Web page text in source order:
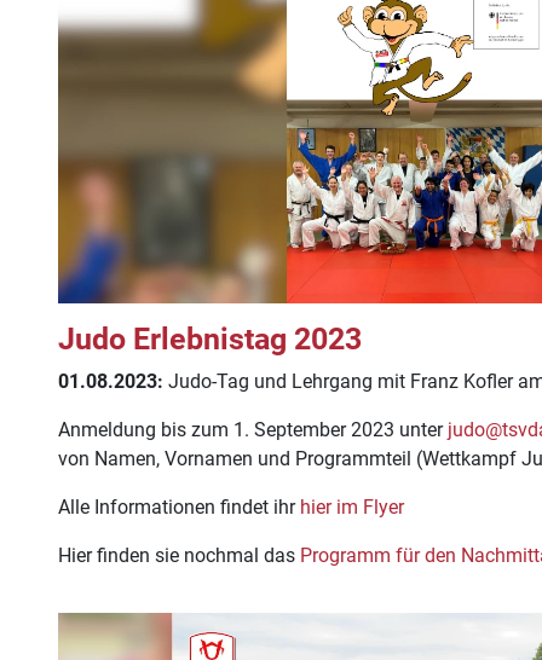
Judo Erlebnistag 2023
01.08.2023: Judo-Tag und Lehrgang mit Franz Kofler
Anmeldung bis zum 1. September 2023 unter
von Namen, Vornamen und Programmteil (Wettkampf
Alle Informationen findet ihr hier im Flyer
Hier finden sie nochmal das Programm für den